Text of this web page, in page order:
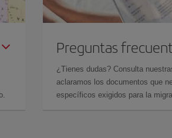
Preguntas
¿Tienes dudas? Consulta
aclaramos los documentos que
específicos exigidos para la